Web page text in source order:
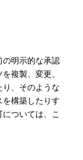
の明示的な承認
複製、変更、
、そのような
構築したりす
ついては、こ